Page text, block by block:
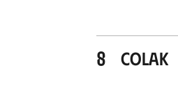
8 Colak